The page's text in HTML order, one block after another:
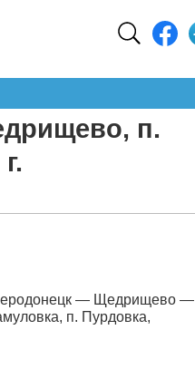
п.
— Щедрищево —
п. Пурдовка,